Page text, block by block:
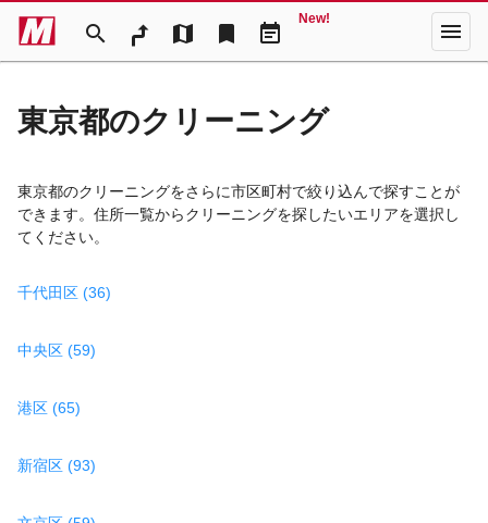
search map bookmark event_note
New! menu
東京都のクリーニング
東京都のクリーニングをさらに市区町村で絞り込んで探すことが
できます。住所一覧からクリーニングを探したいエリアを選択し
てください。
千代田区 (36)
中央区 (59)
港区 (65)
新宿区 (93)